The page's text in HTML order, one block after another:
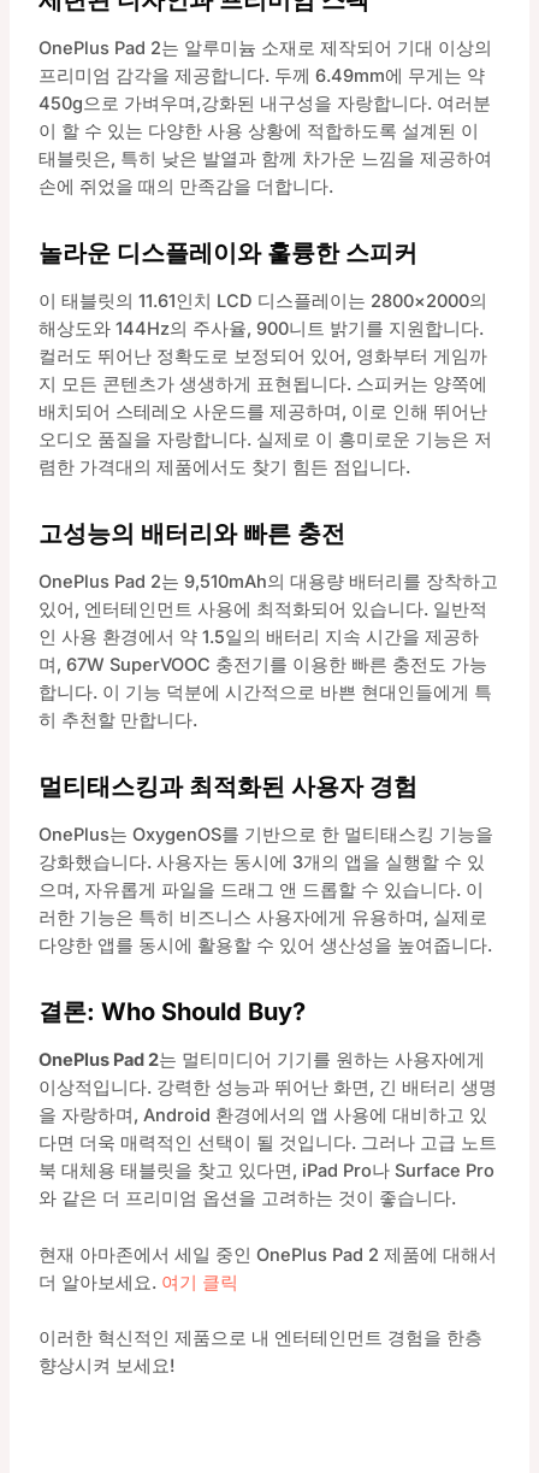
OnePlus Pad 2는 알루미늄 소재로 제작되어 기대 이상의
프리미엄 감각을 제공합니다. 두께 6.49mm에 무게는 약
450g으로 가벼우며,강화된 내구성을 자랑합니다. 여러분
이 할 수 있는 다양한 사용 상황에 적합하도록 설계된 이
태블릿은, 특히 낮은 발열과 함께 차가운 느낌을 제공하여
손에 쥐었을 때의 만족감을 더합니다.
놀라운 디스플레이와 훌륭한 스피커
이 태블릿의 11.61인치 LCD 디스플레이는 2800×2000의
해상도와 144Hz의 주사율, 900니트 밝기를 지원합니다.
컬러도 뛰어난 정확도로 보정되어 있어, 영화부터 게임까
지 모든 콘텐츠가 생생하게 표현됩니다. 스피커는 양쪽에
배치되어 스테레오 사운드를 제공하며, 이로 인해 뛰어난
오디오 품질을 자랑합니다. 실제로 이 흥미로운 기능은 저
렴한 가격대의 제품에서도 찾기 힘든 점입니다.
고성능의 배터리와 빠른 충전
OnePlus Pad 2는 9,510mAh의 대용량 배터리를 장착하고
있어, 엔터테인먼트 사용에 최적화되어 있습니다. 일반적
인 사용 환경에서 약 1.5일의 배터리 지속 시간을 제공하
며, 67W SuperVOOC 충전기를 이용한 빠른 충전도 가능
합니다. 이 기능 덕분에 시간적으로 바쁜 현대인들에게 특
히 추천할 만합니다.
멀티태스킹과 최적화된 사용자 경험
OnePlus는 OxygenOS를 기반으로 한 멀티태스킹 기능을
강화했습니다. 사용자는 동시에 3개의 앱을 실행할 수 있
으며, 자유롭게 파일을 드래그 앤 드롭할 수 있습니다. 이
러한 기능은 특히 비즈니스 사용자에게 유용하며, 실제로
다양한 앱를 동시에 활용할 수 있어 생산성을 높여줍니다.
결론: Who Should Buy?
OnePlus Pad 2는 멀티미디어 기기를 원하는 사용자에게
이상적입니다. 강력한 성능과 뛰어난 화면, 긴 배터리 생명
을 자랑하며, Android 환경에서의 앱 사용에 대비하고 있
다면 더욱 매력적인 선택이 될 것입니다. 그러나 고급 노트
북 대체용 태블릿을 찾고 있다면, iPad Pro나 Surface Pro
와 같은 더 프리미엄 옵션을 고려하는 것이 좋습니다.
현재 아마존에서 세일 중인 OnePlus Pad 2 제품에 대해서
더 알아보세요. 여기 클릭
이러한 혁신적인 제품으로 내 엔터테인먼트 경험을 한층
향상시켜 보세요!